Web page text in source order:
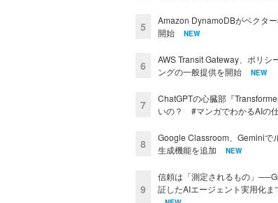
5
Amazon DynamoDBがベクタ
開始
NEW
6
AWS Transit Gateway、ポリシ
ングの一般提供を開始
NEW
7
ChatGPTの心臓部『
いの？ #マンガでわかるAIの
8
Google Classroom、Geminiで
生成機能を追加
NEW
9
信頼は「測定されるもの」
証したAIエージェント実用化ま